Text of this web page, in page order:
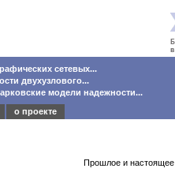
сетевых...
двухузлового...
модели надежности...
о проекте
Прошлое и